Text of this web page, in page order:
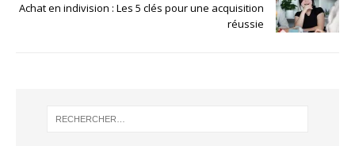
Achat en indivision : Les 5 clés pour une acquisition
réussie